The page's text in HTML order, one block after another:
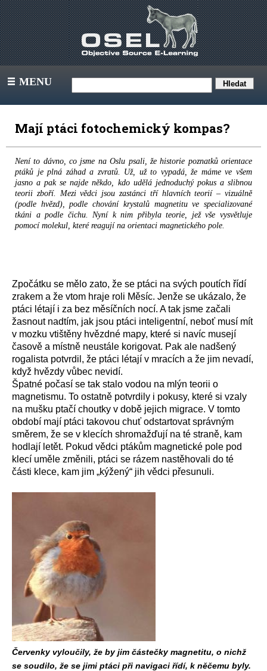
III MENU
Mají ptáci fotochemický kompas?
Není to dávno, co jsme na Oslu psali, že historie poznatků orientace
ptáků je plná záhad a zvratů. Už, už to vypadá, že máme ve všem
jasno a pak se najde někdo, kdo udělá jednoduchý pokus a slibnou
teorii zboří. Mezi vědci jsou zastánci tří hlavních teorií – vizuálně
(podle hvězd), podle chování krystalů magnetitu ve specializované
tkáni a podle čichu. Nyní k nim přibyla teorie, jež vše vysvětluje
pomocí molekul, které reagují na orientaci magnetického pole.
Zpočátku se mělo zato, že se ptáci na svých poutích řídí
zrakem a že vtom hraje roli Měsíc. Jenže se ukázalo, že
ptáci létají i za bez měsíčních nocí. A tak jsme začali
žasnout nadtím, jak jsou ptáci inteligentní, neboť musí mít
v mozku vtištěny hvězdné mapy, které si navíc musejí
časově a místně neustále korigovat. Pak ale nadšený
rogalista potvrdil, že ptáci létají v mracích a že jim nevadí,
když hvězdy vůbec nevidí.
Špatné počasí se tak stalo vodou na mlýn teorii o
magnetismu. To ostatně potvrdily i pokusy, které si vzaly
na mušku ptačí choutky v době jejich migrace. V tomto
období mají ptáci takovou chuť odstartovat správným
směrem, že se v klecích shromažďují na té straně, kam
hodlají letět. Pokud vědci ptákům magnetické pole pod
klecí uměle změnili, ptáci se rázem nastěhovali do té
části klece, kam jim „kýžený“ jih vědci přesunuli.
Červenky vyloučily, že by jim částečky magnetitu, o nichž
se soudilo, že se jimi ptáci při navigaci řídí, k něčemu byly.